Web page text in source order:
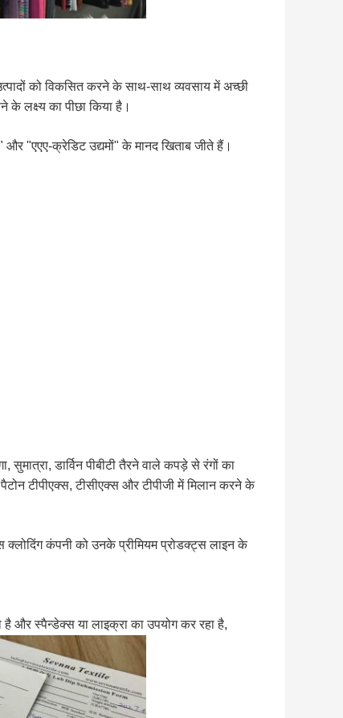
को विकसित करने के साथ-साथ व्यवसाय में अच्छी
लक्ष्य का पीछा किया है।
"एएए-क्रेडिट उद्यमों" के मानद खिताब जीते हैं।
डार्विन पीबीटी तैरने वाले कपड़े से रंगों का
टीपीएक्स, टीसीएक्स और टीपीजी में मिलान करने के
क्लोदिंग कंपनी को उनके प्रीमियम प्रोडक्ट्स लाइन के
है और स्पैन्डेक्स या लाइक्रा का उपयोग कर रहा है,